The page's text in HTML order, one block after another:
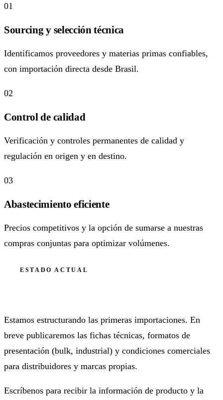
01
Sourcing y selección técnica
Identificamos proveedores y materias primas confiables,
con importación directa desde Brasil.
02
Control de calidad
Verificación y controles permanentes de calidad y
regulación en origen y en destino.
03
Abastecimiento eficiente
Precios competitivos y la opción de sumarse a nuestras
compras conjuntas para optimizar volúmenes.
ESTADO ACTUAL
Estamos estructurando las primeras importaciones. En
breve publicaremos las fichas técnicas, formatos de
presentación (bulk, industrial) y condiciones comerciales
para distribuidores y marcas propias.
Escríbenos para recibir la información de producto y la